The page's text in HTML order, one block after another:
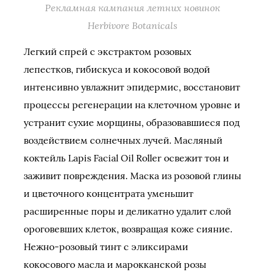
Рекламная кампания летних новинок
Herbivore Botanicals
Легкий спрей с экстрактом розовых
лепестков, гибискуса и кокосовой водой
интенсивно увлажнит эпидермис, восстановит
процессы регенерации на клеточном уровне и
устранит сухие морщины, образовавшиеся под
воздействием солнечных лучей. Масляный
коктейль Lapis Facial Oil Roller освежит тон и
заживит повреждения. Маска из розовой глины
и цветочного концентрата уменьшит
расширенные поры и деликатно удалит слой
ороговевших клеток, возвращая коже сияние.
Нежно-розовый тинт с эликсирами
кокосового масла и марокканской розы